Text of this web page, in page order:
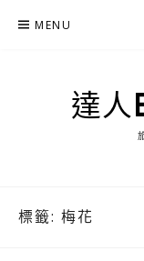
MENU
達人
標籤: 梅花